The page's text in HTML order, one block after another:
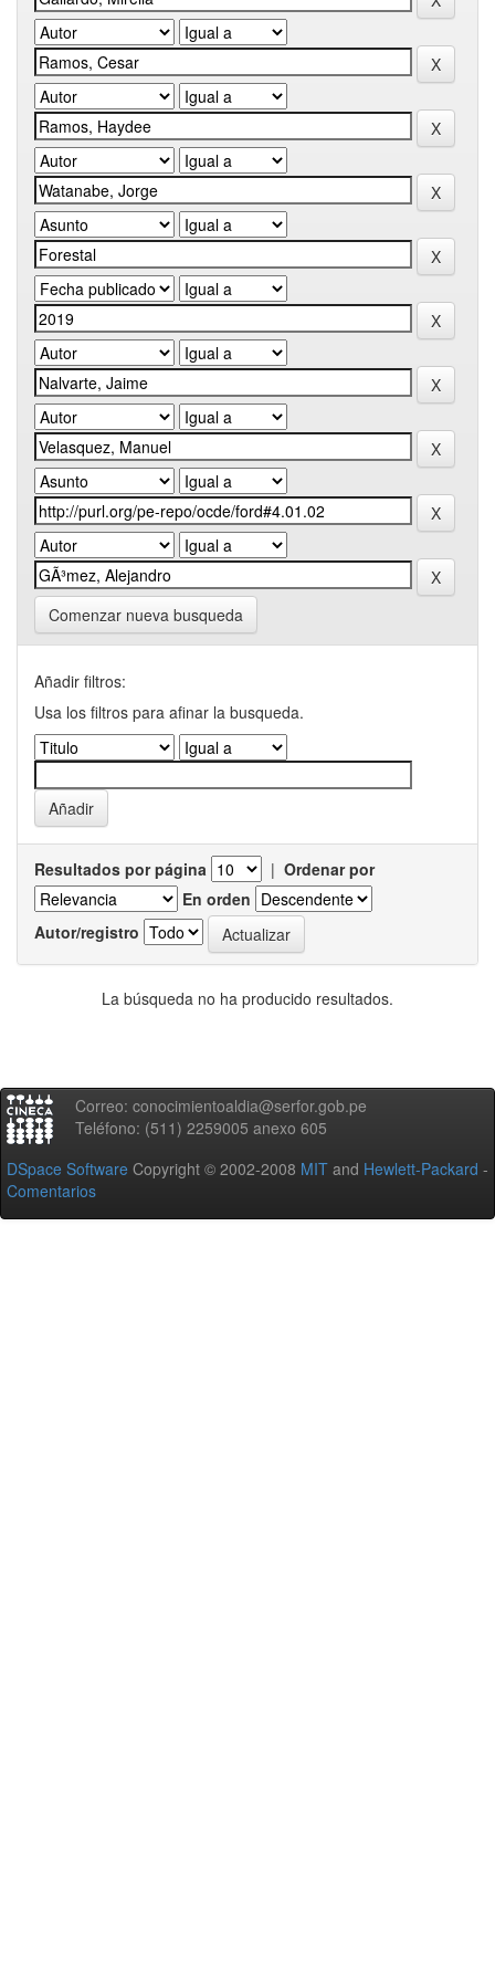
Comenzar nueva busqueda
Añadir filtros:
Usa los filtros para afinar la busqueda.
Resultados por página | Ordenar por
En orden
Autor/registro
La búsqueda no ha producido resultados.
Correo: conocimientoaldia@serfor.gob.pe
Teléfono: (511) 2259005 anexo 605
DSpace Software Copyright © 2002-2008 MIT and Hewlett-Packard -
Comentarios